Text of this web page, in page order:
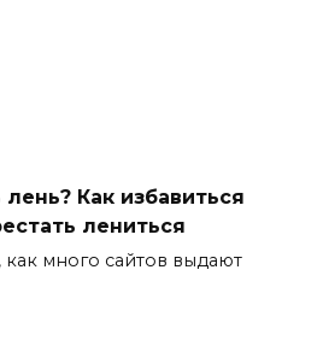
Как избавиться
лениться
много сайтов выдают